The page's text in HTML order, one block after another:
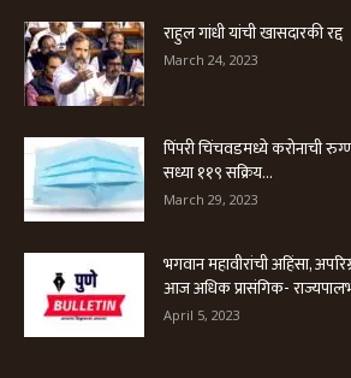
राहुल गांधी यांची खासदारकी रद्द
March 24, 2023
पिंपरी चिंचवडमध्ये करोनाची
सध्या ११९ सक्रिय...
March 29, 2023
भगवान महावीरांची अहिंसा,
आज अधिक प्रासंगिक-
April 5, 2023